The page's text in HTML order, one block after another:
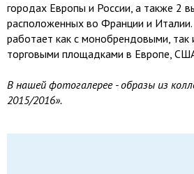
городах Европы и России, а также 2
расположенных во Франции и
работает как с монобрендовыми,
торговыми площадками в Европе,
В нашей фотогалерее - образы из
2015/2016».